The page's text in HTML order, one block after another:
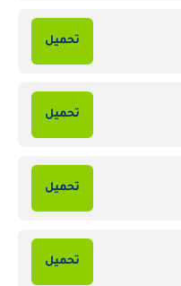
تحميل
تحميل
تحميل
تحميل